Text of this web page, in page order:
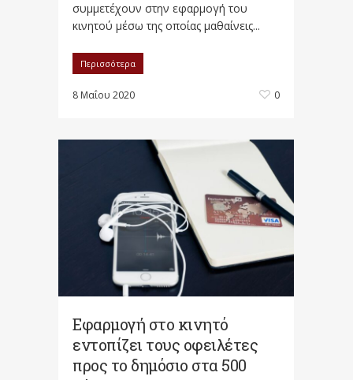
συμμετέχουν στην εφαρμογή του
κινητού μέσω της οποίας μαθαίνεις...
Περισσότερα
8 Μαΐου 2020 0
Εφαρμογή στο κινητό
εντοπίζει τους οφειλέτες
προς το δημόσιο στα 500